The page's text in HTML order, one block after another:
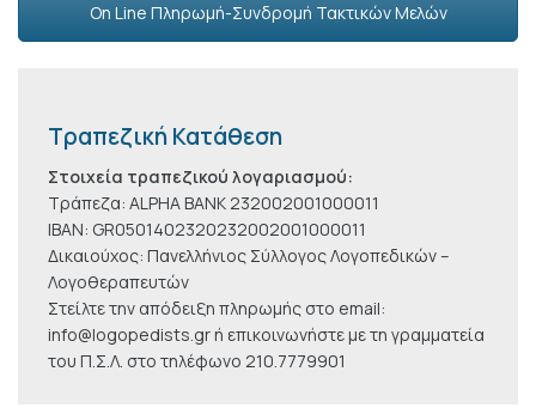
On Line Πληρωμή-Συνδρομή Τακτικών Μελών
Τραπεζική Κατάθεση
Στοιχεία τραπεζικού λογαριασμού:
Τράπεζα: ALPHA BANK 232002001000011
ΙΒΑΝ: GR0501402320232002001000011
Δικαιούχος: Πανελλήνιος Σύλλογος Λογοπεδικών –
Λογοθεραπευτών
Στείλτε την απόδειξη πληρωμής στο email:
info@logopedists.gr ή επικοινωνήστε με τη γραμματεία
του Π.Σ.Λ. στο τηλέφωνο 210.7779901